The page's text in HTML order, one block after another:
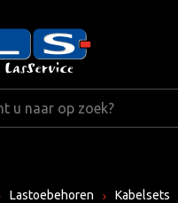
Lastoebehoren Kabelsets